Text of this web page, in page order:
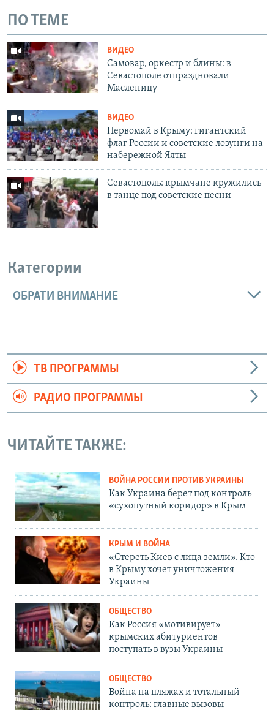
ПО ТЕМЕ
ВИДЕО
Самовар, оркестр и блины: в
Севастополе отпраздновали
Масленицу
ВИДЕО
Первомай в Крыму: гигантский
флаг России и советские лозунги на
набережной Ялты
Севастополь: крымчане кружились
в танце под советские песни
Категории
ОБРАТИ ВНИМАНИЕ
ТВ ПРОГРАММЫ
РАДИО ПРОГРАММЫ
ЧИТАЙТЕ ТАКЖЕ:
ВОЙНА РОССИИ ПРОТИВ УКРАИНЫ
Как Украина берет под контроль
«сухопутный коридор» в Крым
КРЫМ И ВОЙНА
«Стереть Киев с лица земли». Кто
в Крыму хочет уничтожения
Украины
ОБЩЕСТВО
Как Россия «мотивирует»
крымских абитуриентов
поступать в вузы Украины
ОБЩЕСТВО
Война на пляжах и тотальный
контроль: главные вызовы